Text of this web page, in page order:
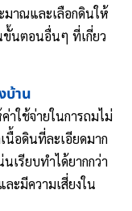
มาณและเลือกดินให้
ขั้นตอนอื่นๆ ที่เกี่ยว
บ้าน
าใช้จ่ายในการถมไม่
นื้อดินที่ละเอียดมาก
เรียบทำได้ยากกว่า
ะมีความเสี่ยงใน